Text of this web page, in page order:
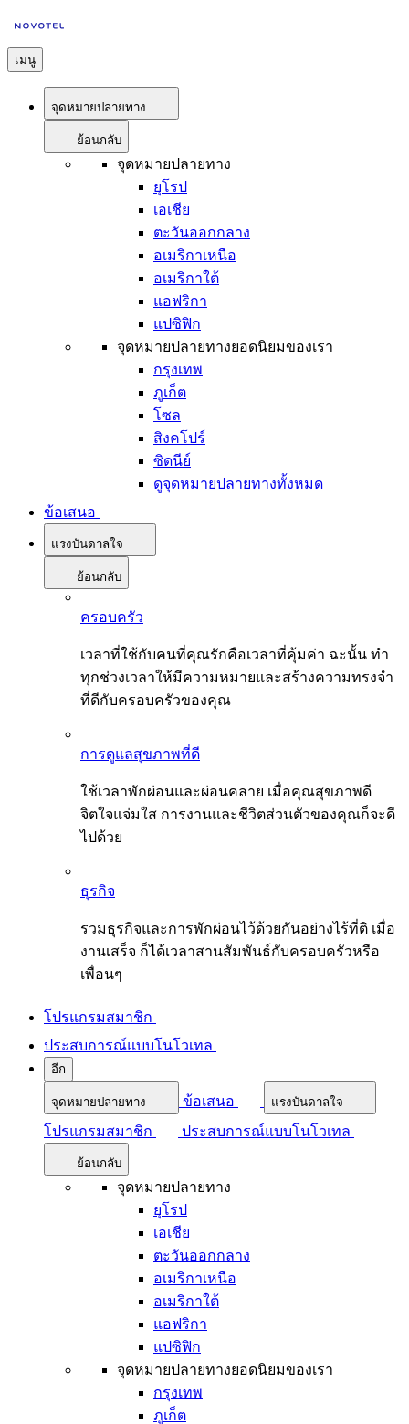
เมนู
จุดหมายปลายทาง
ย้อนกลับ
จุดหมายปลายทาง
ยุโรป
เอเชีย
ตะวันออกกลาง
อเมริกาเหนือ
อเมริกาใต้
แอฟริกา
แปซิฟิก
จุดหมายปลายทางยอดนิยมของเรา
กรุงเทพ
ภูเก็ต
โซล
สิงคโปร์
ซิดนีย์
ดูจุดหมายปลายทางทั้งหมด
ข้อเสนอ
แรงบันดาลใจ
ย้อนกลับ
ครอบครัว
เวลาที่ใช้กับคนที่คุณรักคือเวลาที่คุ้มค่า ฉะนั้น ทำ
ทุกช่วงเวลาให้มีความหมายและสร้างความทรงจำ
ที่ดีกับครอบครัวของคุณ
การดูแลสุขภาพที่ดี
ใช้เวลาพักผ่อนและผ่อนคลาย เมื่อคุณสุขภาพดี
จิตใจแจ่มใส การงานและชีวิตส่วนตัวของคุณก็จะดี
ไปด้วย
ธุรกิจ
รวมธุรกิจและการพักผ่อนไว้ด้วยกันอย่างไร้ที่ติ เมื่อ
งานเสร็จ ก็ได้เวลาสานสัมพันธ์กับครอบครัวหรือ
เพื่อนๆ
โปรแกรมสมาชิก
ประสบการณ์แบบโนโวเทล
อีก
จุดหมายปลายทาง ข้อเสนอ แรงบันดาลใจ
โปรแกรมสมาชิก ประสบการณ์แบบโนโวเทล
ย้อนกลับ
จุดหมายปลายทาง
ยุโรป
เอเชีย
ตะวันออกกลาง
อเมริกาเหนือ
อเมริกาใต้
แอฟริกา
แปซิฟิก
จุดหมายปลายทางยอดนิยมของเรา
กรุงเทพ
ภูเก็ต